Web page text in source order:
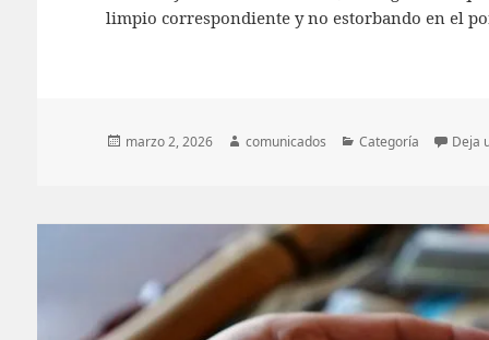
limpio correspondiente y no estorbando en el
Publicado
marzo 2, 2026 Autor
comunicados Categorías
Categoría Deja